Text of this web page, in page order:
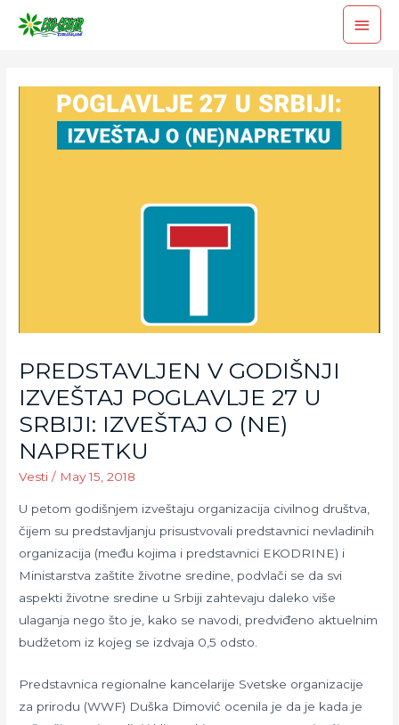
PREDSTAVLJEN V GODIŠNJI
IZVEŠTAJ POGLAVLJE 27 U
SRBIJI: IZVEŠTAJ O (NE)
NAPRETKU
Vesti / May 15, 2018
U petom godišnjem izveštaju organizacija civilnog društva,
čijem su predstavljanju prisustvovali predstavnici nevladinih
organizacija (među kojima i predstavnici EKODRINE) i
Ministarstva zaštite životne sredine, podvlači se da svi
aspekti životne sredine u Srbiji zahtevaju daleko više
ulaganja nego što je, kako se navodi, predviđeno aktuelnim
budžetom iz kojeg se izdvaja 0,5 odsto.
Predstavnica regionalne kancelarije Svetske organizacije
za prirodu (WWF) Duška Dimović ocenila je da je kada je